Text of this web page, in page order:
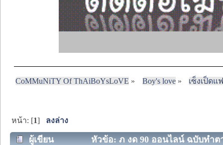
CoMMuNiTY Of ThAiBoYsLoVE » Boy's love» เซ็งเป็ด
หน้า: [1] ลงล่าง
ผู้เขียน หัวข้อ: ภ งด 90 ออนไลน์ ฉบับทำ